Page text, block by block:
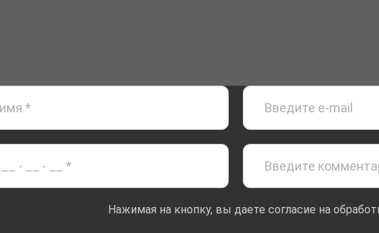
Нажимая на кнопку, вы даете согласие на